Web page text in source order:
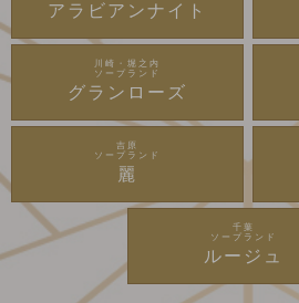
アラビアンナイト
川崎・堀之内
ソープランド
グランローズ
吉原
ソープランド
麗
千葉
ソープランド
ルージュ